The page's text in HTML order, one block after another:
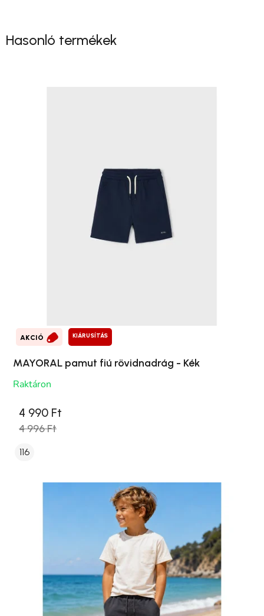
Hasonló termékek
AKCIÓ KIÁRUSÍTÁS
MAYORAL pamut fiú rövidnadrág - Kék
Raktáron
4 990 Ft
4 996 Ft
116